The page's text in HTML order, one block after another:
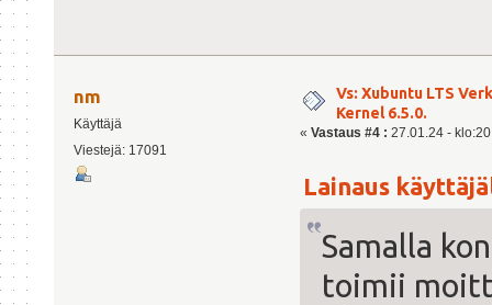
nm
Käyttäjä
Viestejä: 17091
Vs: Xubuntu LTS
Kernel 6.5.0.
« Vastaus #4 : 27.01.24 -
Lainaus
Samalla
toimii